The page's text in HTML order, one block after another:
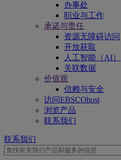
办事处
职业与工作
承诺与责任
资源无障碍访问
开放获取
人工智能（AI）
关联数据
价值观
信赖与安全
访问EBSCOhost
浏览产品
联系我们
联系我们